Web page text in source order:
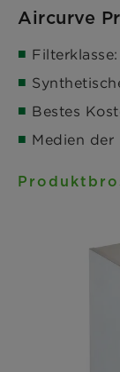
Aircurve
Bestes
Medien der